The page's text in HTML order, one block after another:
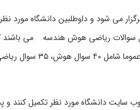
می شود و داوطلبین دانشگاه مورد
ریاضی هوش هندسه می باشند
سایت دانشگاه مورد نظر تکمیل